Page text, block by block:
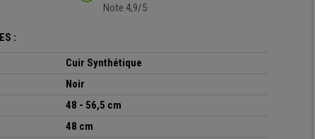
Note 4,9/5
:
Cuir Synthétique
Noir
48 - 56,5 cm
48 cm